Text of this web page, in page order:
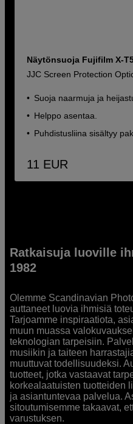
Näytönsuoja Fujifilm X-
JJC Screen Protection
Suoja naarmuja ja
Helppo asentaa.
Puhdistusliina sisältyy
11 EUR
Ratkaisuja luoville
1982
Olemme Scandinavian
auttaneet luovia ihmisiä
Tarjoamme inspiraatiota,
muun muassa
teknologian tarpeisiin.
musiikin ja taiteen
muuttuvat todellisuudeksi.
tuotteet, jotka vastaavat
korkealaatuisten tuotteiden
ja asiantuntevaa palvelua.
sitoutumisemme takaavat,
varustuksen.